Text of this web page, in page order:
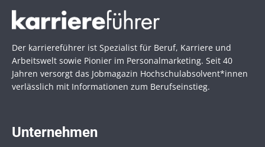
Der karriereführer ist Spezialist für Beruf, Karriere und
Arbeitswelt sowie Pionier im Personal­marketing. Seit 40
Jahren versorgt das Jobmagazin Hochschul­absolvent*innen
verlässlich mit Informationen zum Berufseinstieg.
Unternehmen